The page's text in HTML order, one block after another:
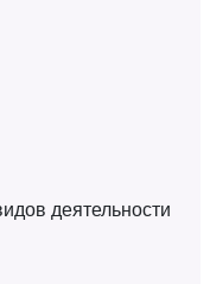
деятельности